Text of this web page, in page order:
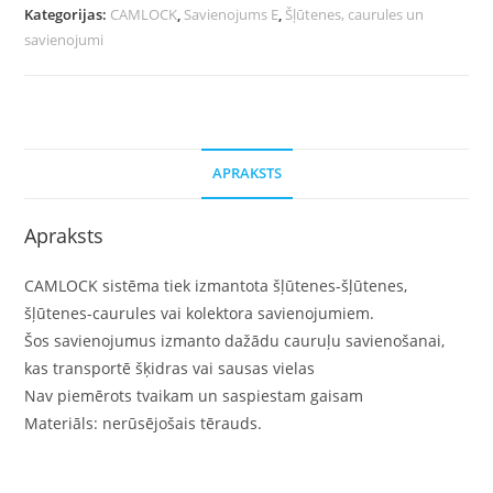
Kategorijas: CAMLOCK, Savienojums E, Šļūtenes, caurules un
savienojumi
APRAKSTS
Apraksts
CAMLOCK sistēma tiek izmantota šļūtenes-šļūtenes,
šļūtenes-caurules vai kolektora savienojumiem.
Šos savienojumus izmanto dažādu cauruļu savienošanai,
kas transportē šķidras vai sausas vielas
Nav piemērots tvaikam un saspiestam gaisam
Materiāls: nerūsējošais tērauds.